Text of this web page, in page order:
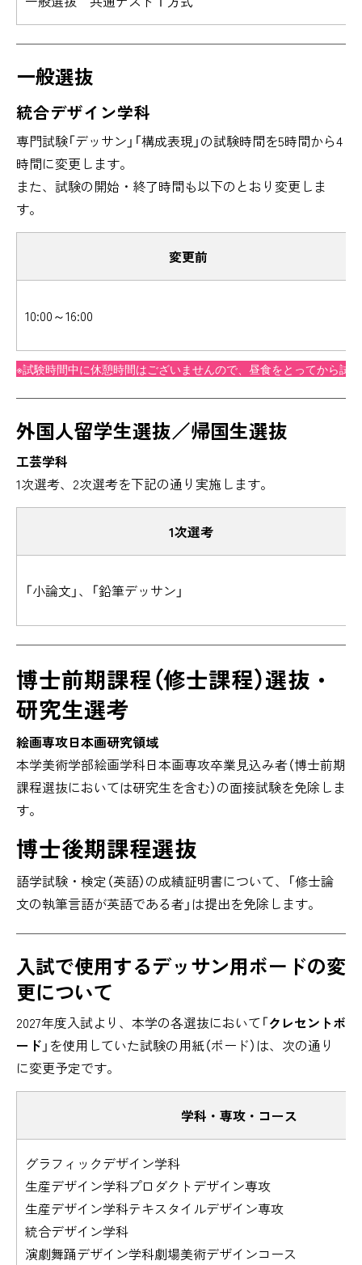
一般選抜
統合デザイン学科
専門試験「デッサン」「構成表現」の試験時間を5時間から4
時間に変更します。
また、試験の開始・終了時間も以下のとおり変更しま
す。
変更前
10:00～16:00
※試験時間中に休憩時間はございませんので、昼食をとってから試
外国人留学生選抜／帰国生選抜
工芸学科
1次選考、2次選考を下記の通り実施します。
1次選考
「小論文」、「鉛筆デッサン」
博士前期課程（修士課程）選抜・
研究生選考
絵画専攻日本画研究領域
本学美術学部絵画学科日本画専攻卒業見込み者（博士前期
課程選抜においては研究生を含む）の面接試験を免除しま
す。
博士後期課程選抜
語学試験・検定（英語）の成績証明書について、「修士論
文の執筆言語が英語である者」は提出を免除します。
入試で使用するデッサン用ボードの変
更について
2027年度入試より、本学の各選抜において「クレセントボ
ード 」を使用していた試験の用紙（ボード）は、次の通り
に変更予定です。
学科・専攻・コース
グラフィックデザイン学科
生産デザイン学科プロダクトデザイン専攻
生産デザイン学科テキスタイルデザイン専攻
統合デザイン学科
演劇舞踊デザイン学科劇場美術デザインコース